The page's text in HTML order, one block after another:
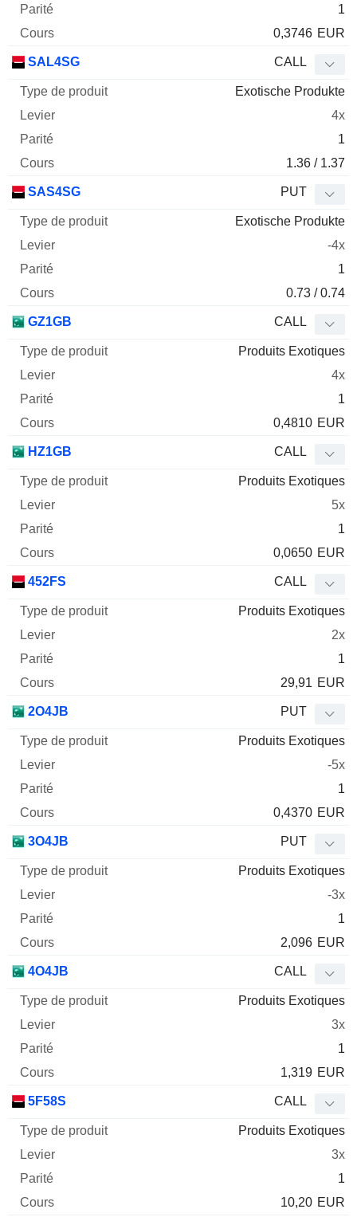
1
0,3746 EUR
SAL4SG CALL
Exotische Produkte
4x
1
1.36 / 1.37
SAS4SG PUT
Exotische Produkte
-4x
1
0.73 / 0.74
GZ1GB CALL
Produits Exotiques
4x
1
0,4810 EUR
HZ1GB CALL
Produits Exotiques
5x
1
0,0650 EUR
452FS CALL
Produits Exotiques
2x
1
29,91 EUR
2O4JB PUT
Produits Exotiques
-5x
1
0,4370 EUR
3O4JB PUT
Produits Exotiques
-3x
1
2,096 EUR
4O4JB CALL
Produits Exotiques
3x
1
1,319 EUR
5F58S CALL
Produits Exotiques
3x
1
10,20 EUR